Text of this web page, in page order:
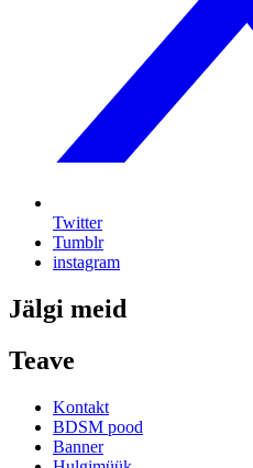
Twitter
Tumblr
instagram
Jälgi meid
Teave
Kontakt
BDSM pood
Banner